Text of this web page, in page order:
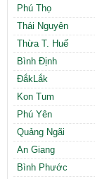
Phú Thọ
Thái Nguyên
Thừa T. Huế
Bình Định
ĐắkLắk
Kon Tum
Phú Yên
Quảng Ngãi
An Giang
Bình Phước